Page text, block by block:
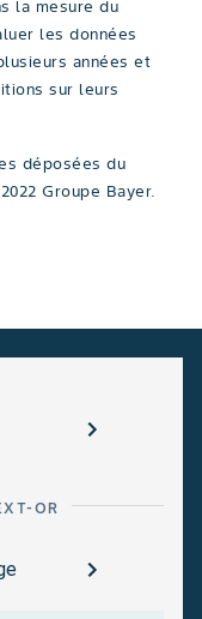
la mesure du
les données
années et
sur leurs
déposées du
Groupe Bayer.
OR